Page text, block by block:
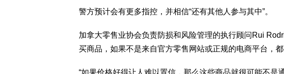
警方预计会有更多指控，并相信“还有其他人参与其中”。
加拿大零售业协会负责防损和风险管理的执行顾问Rui
买商品，如果不是来自官方零售网站或正规的电商平台，都
“如果价格好得让人难以置信，那么这些商品就很可能不是